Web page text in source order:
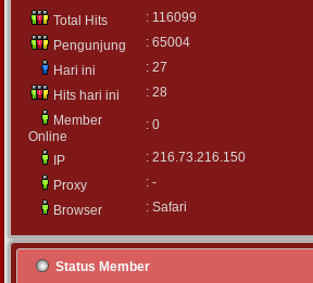
Total Hits
: 116099
Pengunjung
: 65004
Hari ini
: 27
Hits hari ini
: 28
Member
Online
: 0
IP
: 216.73.216.150
Proxy
: -
Browser
: Safari
Status Member